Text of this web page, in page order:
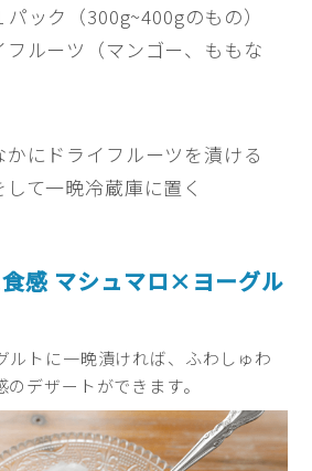
ック（300g~400gのもの）
フルーツ（マンゴー、ももな
かにドライフルーツを漬ける
て一晩冷蔵庫に置く
感 マシュマロ×ヨーグル
ルトに一晩漬ければ、ふわしゅわ
デザートができます。